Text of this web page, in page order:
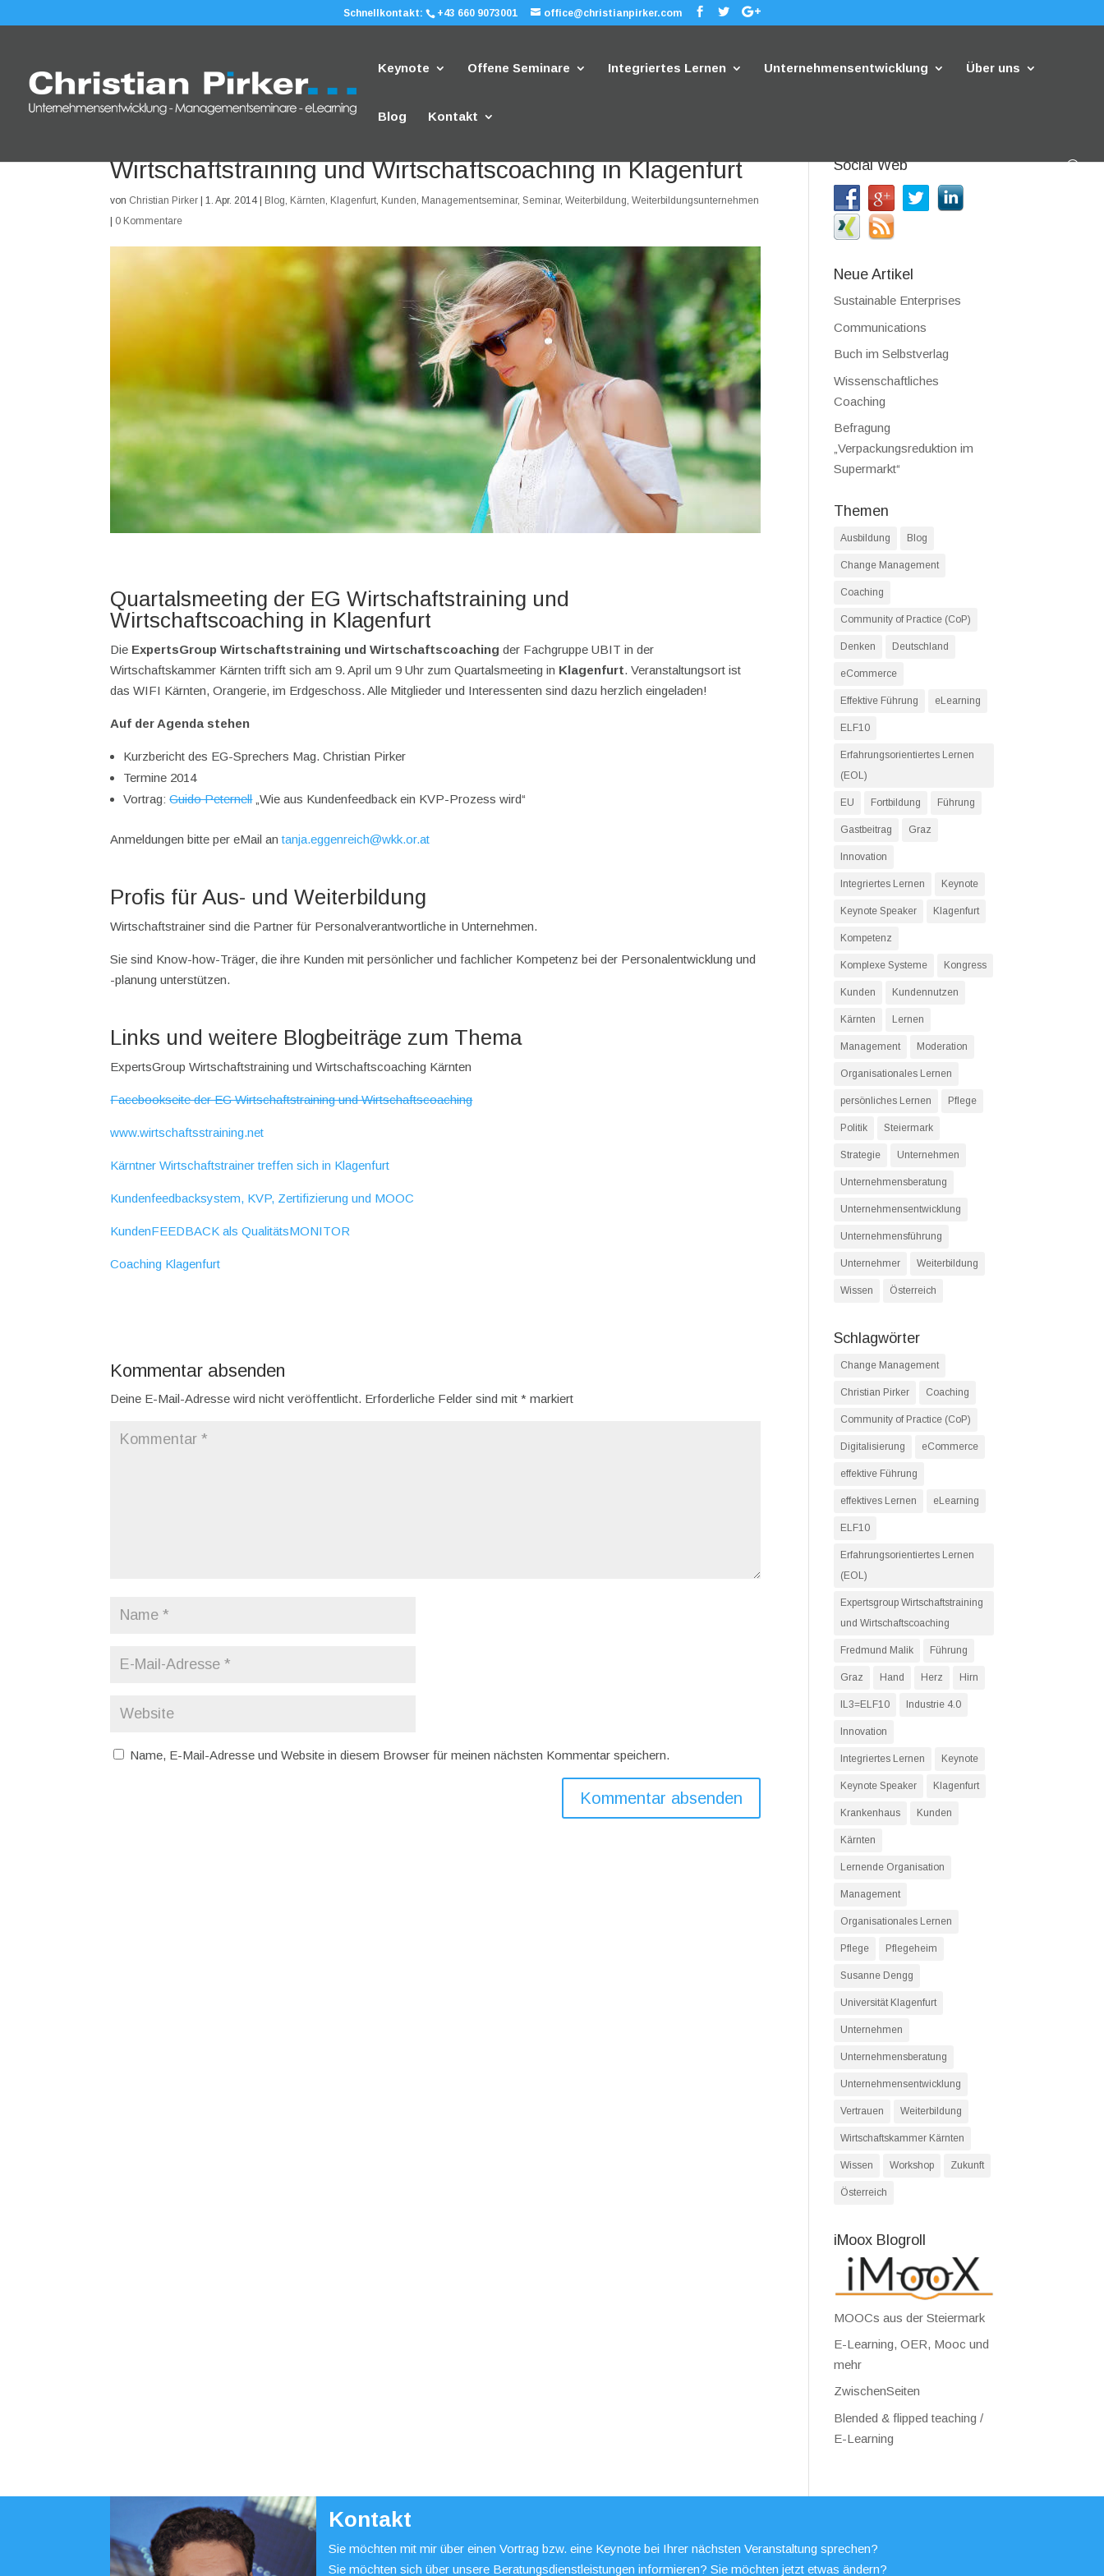
Schnellkontakt: +43 660 9073001 office@christianpirker.com
Keynote Offene Seminare Integriertes Lernen Unternehmensentwicklung Über uns
Blog Kontakt
Wirtschaftstraining und Wirtschaftscoaching in Klagenfurt
von Christian Pirker |1. Apr. 2014 Blog, Kärnten, Klagenfurt, Kunden, Managementseminar,Seminar,Weiterbildung,Weiterbildungsunternehmen
0 Kommentare
Quartalsmeeting der EG Wirtschaftstraining und
Wirtschaftscoaching in Klagenfurt
Die ExpertsGroup Wirtschaftstraining und Wirtschaftscoaching der Fachgruppe UBIT in der
Wirtschaftskammer Kärnten trifft sich am 9. April um 9 Uhr zum Quartalsmeeting in Klagenfurt. Veranstaltungsort ist
das WIFI Kärnten, Orangerie, im Erdgeschoss. Alle Mitglieder und Interessenten sind dazu herzlich eingeladen!
Auf der Agenda stehen
Kurzbericht des EG-Sprechers Mag. Christian Pirker
Termine 2014
Vortrag:Guido Peternell„Wie aus Kundenfeedback ein KVP-Prozess wird“
Anmeldungen bitte per eMail antanja.eggenreich@wkk.or.at
Profis für Aus- und Weiterbildung
Wirtschaftstrainer sind die Partner für Personalverantwortliche in Unternehmen.
Sie sind Know-how-Träger, die ihre Kunden mit persönlicher und fachlicher Kompetenz bei der Personalentwicklung und
-planung unterstützen.
Links und weitere Blogbeiträge zum Thema
ExpertsGroup Wirtschaftstraining und Wirtschaftscoaching Kärnten
Facebookseite der EG Wirtschaftstraining und Wirtschaftscoaching
www.wirtschaftsstraining.net
Kärntner Wirtschaftstrainer treffen sich in Klagenfurt
Kundenfeedbacksystem, KVP, Zertifizierung und MOOC
KundenFEEDBACK als QualitätsMONITOR
Coaching Klagenfurt
Kommentar absenden
Deine E-Mail-Adresse wird nicht veröffentlicht. Erforderliche Felder sind mit* markiert
Name, E-Mail-Adresse und Website in diesem Browser für meinen nächsten Kommentar speichern.
Social Web
Neue Artikel
Sustainable Enterprises
Communications
Buch im Selbstverlag
Wissenschaftliches
Coaching
Befragung
„Verpackungsreduktion im
Supermarkt“
Themen
Ausbildung Blog
Change Management
Coaching
Community of Practice (CoP)
Denken Deutschland
eCommerce
Effektive Führung eLearning
ELF10
Erfahrungsorientiertes Lernen
(EOL)
EU Fortbildung Führung
Gastbeitrag Graz
Innovation
Integriertes Lernen Keynote
Keynote Speaker Klagenfurt
Kompetenz
Komplexe Systeme Kongress
Kunden Kundennutzen
Kärnten Lernen
Management Moderation
Organisationales Lernen
persönliches Lernen Pflege
Politik Steiermark
Strategie Unternehmen
Unternehmensberatung
Unternehmensentwicklung
Unternehmensführung
Unternehmer Weiterbildung
Wissen Österreich
Schlagwörter
Change Management
Christian Pirker Coaching
Community of Practice (CoP)
Digitalisierung eCommerce
effektive Führung
effektives Lernen eLearning
ELF10
Erfahrungsorientiertes Lernen
(EOL)
Expertsgroup Wirtschaftstraining
und Wirtschaftscoaching
Fredmund Malik Führung
Graz Hand Herz Hirn
IL3=ELF10 Industrie 4.0
Innovation
Integriertes Lernen Keynote
Keynote Speaker Klagenfurt
Krankenhaus Kunden
Kärnten
Lernende Organisation
Management
Organisationales Lernen
Pflege Pflegeheim
Susanne Dengg
Universität Klagenfurt
Unternehmen
Unternehmensberatung
Unternehmensentwicklung
Vertrauen Weiterbildung
Wirtschaftskammer Kärnten
Wissen Workshop Zukunft
Österreich
iMoox Blogroll
MOOCs aus der Steiermark
E-Learning, OER, Mooc und
mehr
ZwischenSeiten
Blended & flipped teaching /
E-Learning
Kontakt
Sie möchten mit mir über einen Vortrag bzw. eine Keynote bei Ihrer nächsten Veranstaltung sprechen?
Sie möchten sich über unsere Beratungsdienstleistungen informieren? Sie möchten jetzt etwas ändern?